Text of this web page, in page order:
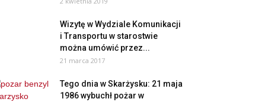
Wizytę w Wydziale Komunikacji
i Transportu w starostwie
można umówić przez...
21 marca 2017
Tego dnia w Skarżysku: 21 maja
1986 wybuchł pożar w